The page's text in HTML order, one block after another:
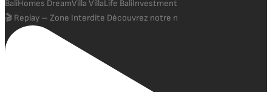
🎬 Replay – Zone Interdite Découvrez notre n